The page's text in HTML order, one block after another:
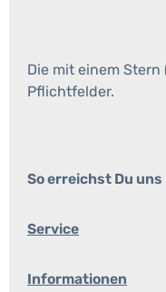
Die mit einem
Pflichtfelder.
So erreichst Du uns
Service
Informationen